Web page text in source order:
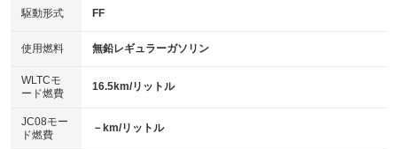
USB入力端子
：装備なし
100V電源
：装備なし
センターデフロック
：装備なし
電動格納ミラー
：装備あり
HID(キセノンライト)
：装備なし
バックカメラ
：装備あり
エアロ
：装備なし
：装備なし
パワーシート
駆動形式 FF
使用燃料 無鉛レギュラーガソリン
WLTCモ
ード燃費
16.5km/リットル
JC08モー
ド燃費
－km/リットル